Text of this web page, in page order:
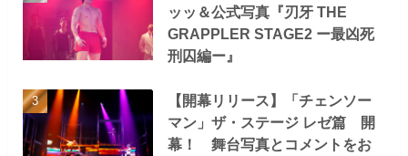
ッッ＆公式写真『刃牙 THE
GRAPPLER STAGE2 ー最凶死
刑囚編ー』
【開幕リリース】「チェンソー
マン」ザ・ステージ レゼ篇 開
幕！ 舞台写真とコメントをお